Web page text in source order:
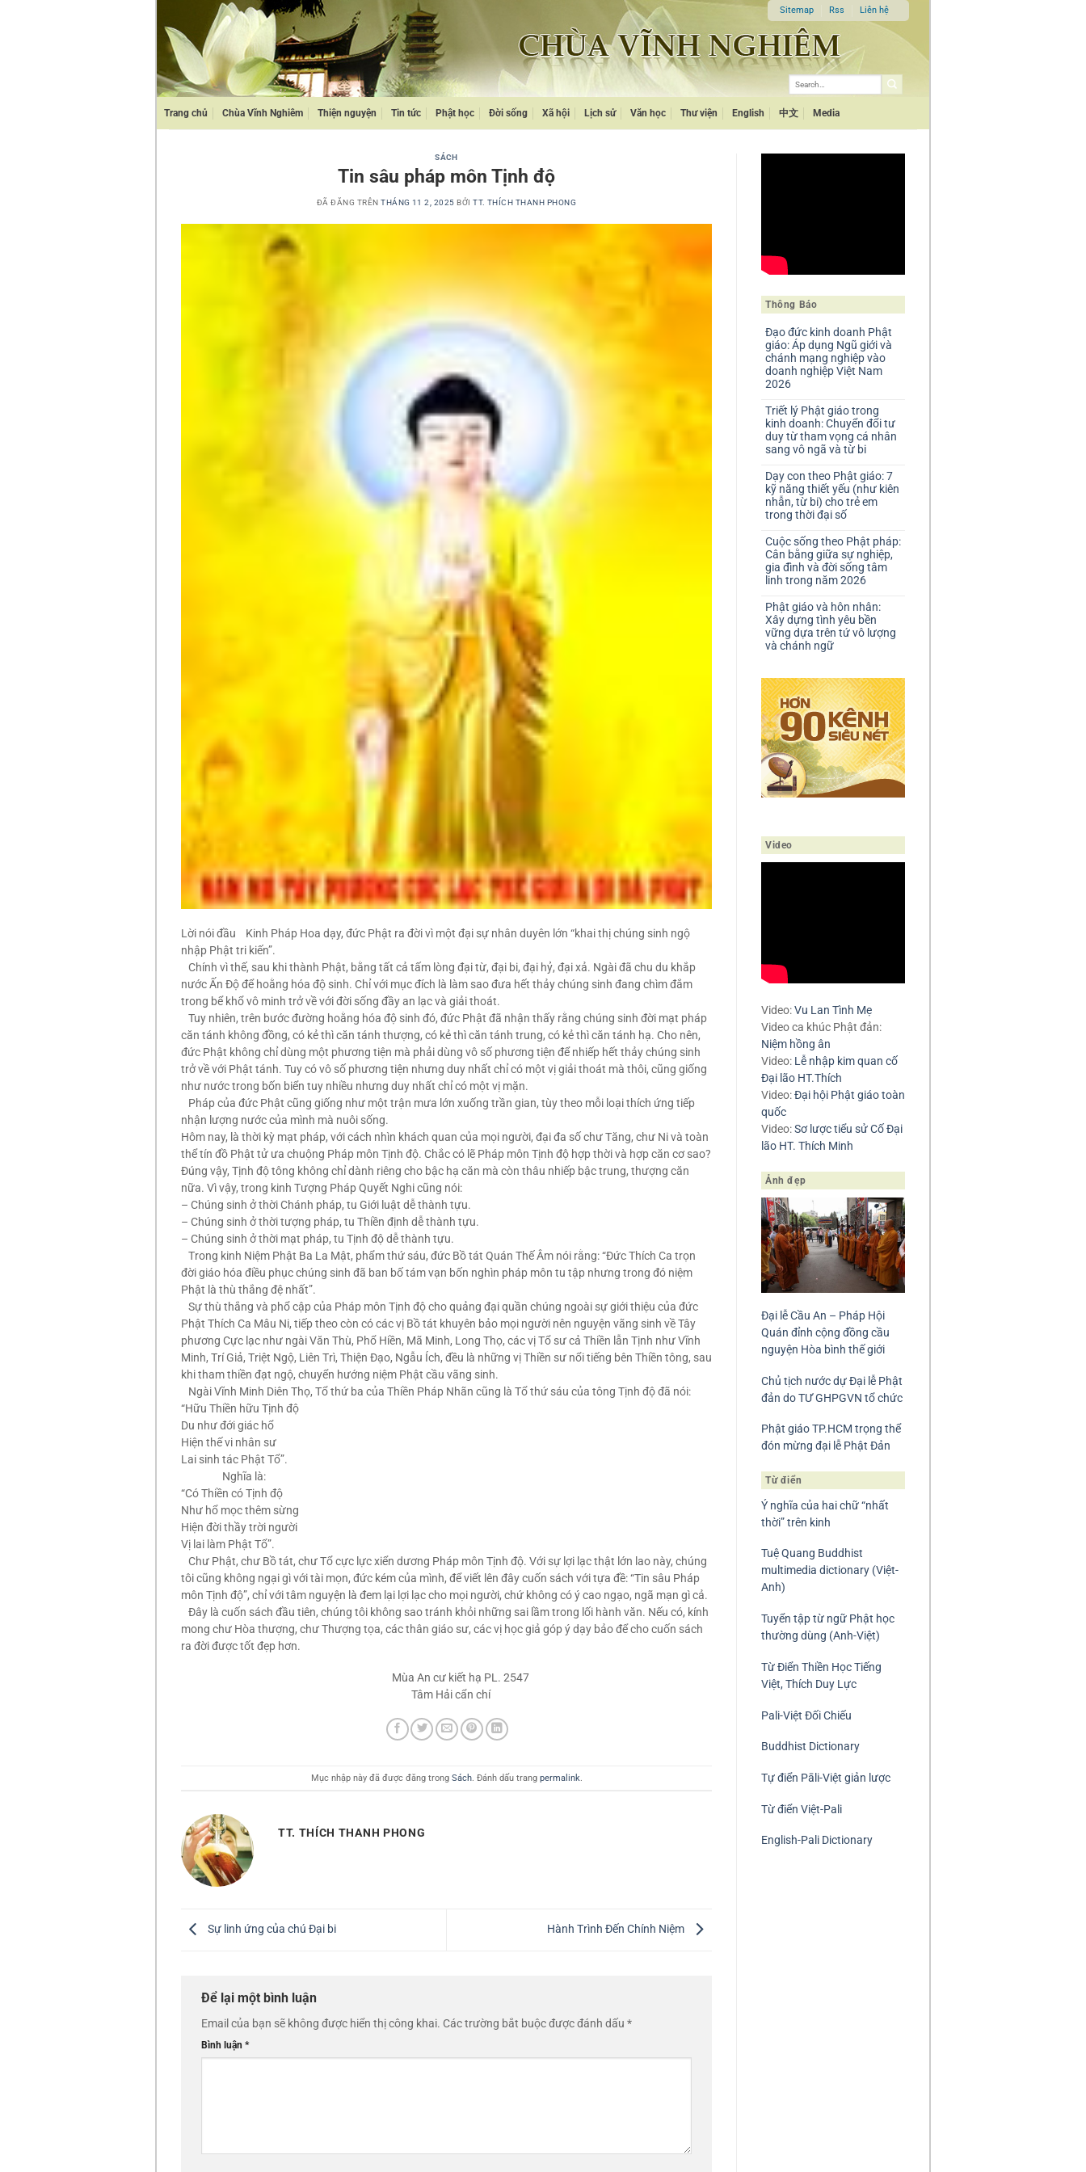
đến
nội
dung
Sitemap Rss Liên hệ
Trang chủ Chùa Vĩnh Nghiêm Thiện nguyện Tin tức Phật học Đời sống Xã hội Lịch sử Văn học Thư viện English 中文 Media
SÁCH
Tin sâu pháp môn Tịnh độ
ĐÃ ĐĂNG TRÊNTHÁNG 11 2, 2025 BỞITT. THÍCH THANH PHONG
Lời nói đầu Kinh Pháp Hoa dạy, đức Phật ra đời vì một đại sự nhân duyên lớn “khai thị chúng sinh ngộ
nhập Phật tri kiến”.
Chính vì thế, sau khi thành Phật, bằng tất cả tấm lòng đại từ, đại bi, đại hỷ, đại xả. Ngài đã chu du khắp
nước Ấn Độ để hoằng hóa độ sinh. Chỉ với mục đích là làm sao đưa hết thảy chúng sinh đang chìm đắm
trong bể khổ vô minh trở về với đời sống đầy an lạc và giải thoát.
Tuy nhiên, trên bước đường hoằng hóa độ sinh đó, đức Phật đã nhận thấy rằng chúng sinh đời mạt pháp
căn tánh không đồng, có kẻ thì căn tánh thượng, có kẻ thì căn tánh trung, có kẻ thì căn tánh hạ. Cho nên,
đức Phật không chỉ dùng một phương tiện mà phải dùng vô số phương tiện để nhiếp hết thảy chúng sinh
trở về với Phật tánh. Tuy có vô số phương tiện nhưng duy nhất chỉ có một vị giải thoát mà thôi, cũng giống
như nước trong bốn biển tuy nhiều nhưng duy nhất chỉ có một vị mặn.
Pháp của đức Phật cũng giống như một trận mưa lớn xuống trần gian, tùy theo mỗi loại thích ứng tiếp
nhận lượng nước của mình mà nuôi sống.
Hôm nay, là thời kỳ mạt pháp, với cách nhìn khách quan của mọi người, đại đa số chư Tăng, chư Ni và toàn
thể tín đồ Phật tử ưa chuộng Pháp môn Tịnh độ. Chắc có lẽ Pháp môn Tịnh độ hợp thời và hợp căn cơ sao?
Đúng vậy, Tịnh độ tông không chỉ dành riêng cho bậc hạ căn mà còn thâu nhiếp bậc trung, thượng căn
nữa. Vì vậy, trong kinh Tượng Pháp Quyết Nghi cũng nói:
– Chúng sinh ở thời Chánh pháp, tu Giới luật dễ thành tựu.
– Chúng sinh ở thời tượng pháp, tu Thiền định dễ thành tựu.
– Chúng sinh ở thời mạt pháp, tu Tịnh độ dễ thành tựu.
Trong kinh Niệm Phật Ba La Mật, phẩm thứ sáu, đức Bồ tát Quán Thế Âm nói rằng: “Đức Thích Ca trọn
đời giáo hóa điều phục chúng sinh đã ban bố tám vạn bốn nghìn pháp môn tu tập nhưng trong đó niệm
Phật là thù thắng đệ nhất”.
Sự thù thắng và phổ cập của Pháp môn Tịnh độ cho quảng đại quần chúng ngoài sự giới thiệu của đức
Phật Thích Ca Mâu Ni, tiếp theo còn có các vị Bồ tát khuyên bảo mọi người nên nguyện vãng sinh về Tây
phương Cực lạc như ngài Văn Thù, Phổ Hiền, Mã Minh, Long Thọ, các vị Tổ sư cả Thiền lẫn Tịnh như Vĩnh
Minh, Trí Giả, Triệt Ngộ, Liên Trì, Thiện Đạo, Ngẫu Ích, đều là những vị Thiền sư nổi tiếng bên Thiền tông, sau
khi tham thiền đạt ngộ, chuyển hướng niệm Phật cầu vãng sinh.
Ngài Vĩnh Minh Diên Thọ, Tổ thứ ba của Thiền Pháp Nhãn cũng là Tổ thứ sáu của tông Tịnh độ đã nói:
“Hữu Thiền hữu Tịnh độ
Du như đới giác hổ
Hiện thế vi nhân sư
Lai sinh tác Phật Tổ”.
Nghĩa là:
“Có Thiền có Tịnh độ
Như hổ mọc thêm sừng
Hiện đời thầy trời người
Vị lai làm Phật Tổ”.
Chư Phật, chư Bồ tát, chư Tổ cực lực xiển dương Pháp môn Tịnh độ. Với sự lợi lạc thật lớn lao này, chúng
tôi cũng không ngại gì với tài mọn, đức kém của mình, để viết lên đây cuốn sách với tựa đề: “Tin sâu Pháp
môn Tịnh độ”, chỉ với tâm nguyện là đem lại lợi lạc cho mọi người, chứ không có ý cao ngạo, ngã mạn gì cả.
Đây là cuốn sách đầu tiên, chúng tôi không sao tránh khỏi những sai lầm trong lối hành văn. Nếu có, kính
mong chư Hòa thượng, chư Thượng tọa, các thân giáo sư, các vị học giả góp ý dạy bảo để cho cuốn sách
ra đời được tốt đẹp hơn.
Mùa An cư kiết hạ PL. 2547
Tâm Hải cẩn chí
Mục nhập này đã được đăng trong Sách. Đánh dấu trang permalink.
TT. THÍCH THANH PHONG
Sự linh ứng của chú Đại bi Hành Trình Đến Chính Niệm
Để lại một bình luận
Email của bạn sẽ không được hiển thị công khai. Các trường bắt buộc được đánh dấu *
Bình luận *
Thông Báo
Đạo đức kinh doanh Phật
giáo: Áp dụng Ngũ giới và
chánh mạng nghiệp vào
doanh nghiệp Việt Nam
2026
Triết lý Phật giáo trong
kinh doanh: Chuyển đổi tư
duy từ tham vọng cá nhân
sang vô ngã và từ bi
Dạy con theo Phật giáo: 7
kỹ năng thiết yếu (như kiên
nhẫn, từ bi) cho trẻ em
trong thời đại số
Cuộc sống theo Phật pháp:
Cân bằng giữa sự nghiệp,
gia đình và đời sống tâm
linh trong năm 2026
Phật giáo và hôn nhân:
Xây dựng tình yêu bền
vững dựa trên tứ vô lượng
và chánh ngữ
Video
Video:Vu Lan Tình Mẹ
Video ca khúc Phật đản:
Niệm hồng ân
Video: Lễ nhập kim quan cố
Đại lão HT.Thích
Video:Đại hội Phật giáo toàn
quốc
Video:Sơ lược tiểu sử Cố Đại
lão HT. Thích Minh
Ảnh đẹp
Đại lễ Cầu An – Pháp Hội
Quán đỉnh cộng đồng cầu
nguyện Hòa bình thế giới
Chủ tịch nước dự Đại lễ Phật
đản do TƯ GHPGVN tổ chức
Phật giáo TP.HCM trọng thể
đón mừng đại lễ Phật Đản
Từ điển
Ý nghĩa của hai chữ “nhất
thời” trên kinh
Tuệ Quang Buddhist
multimedia dictionary (Việt-
Anh)
Tuyển tập từ ngữ Phật học
thường dùng (Anh-Việt)
Từ Điển Thiền Học Tiếng
Việt, Thích Duy Lực
Pali-Việt Đối Chiếu
Buddhist Dictionary
Tự điển Pāli-Việt giản lược
Từ điển Việt-Pali
English-Pali Dictionary